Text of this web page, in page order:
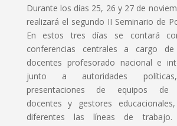
Durante los días 25, 26 y 27 de
realizará el segundo II Seminario de
En estos tres días se contará
conferencias centrales a cargo
docentes profesorado nacional e
junto a autoridades políticas,
presentaciones de equipos de
docentes y gestores
diferentes las líneas de trabajo.